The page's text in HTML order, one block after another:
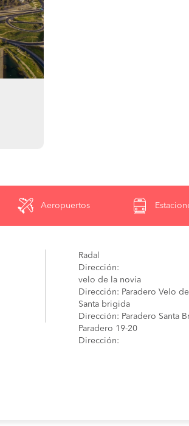
Aeropuertos
Radal
Dirección:
velo de la novia
Dirección: Paradero Velo
Santa brigida
Dirección: Paradero Santa
Paradero 19-20
Dirección: